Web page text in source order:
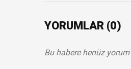
YORUMLAR (0)
Bu habere henüz